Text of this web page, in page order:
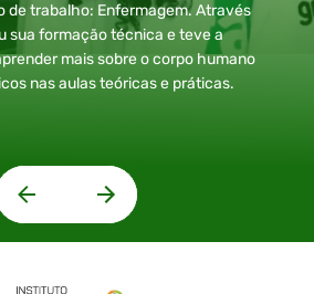
de trabalho: Enfermagem. Através
sua formação técnica e teve a
mais sobre o corpo humano
nas aulas teóricas e práticas.